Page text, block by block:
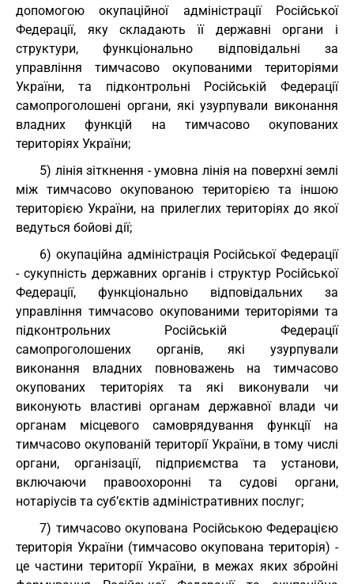
допомогою окупаційної адміністрації Російської
Федерації, яку складають її державні органи і
структури, функціонально відповідальні за
управління тимчасово окупованими територіями
України, та підконтрольні Російській Федерації
самопроголошені органи, які узурпували виконання
владних функцій на тимчасово окупованих
територіях України;
5) лінія зіткнення - умовна лінія на поверхні землі
між тимчасово окупованою територією та іншою
територією України, на прилеглих територіях до якої
ведуться бойові дії;
6) окупаційна адміністрація Російської Федерації
- сукупність державних органів і структур Російської
Федерації, функціонально відповідальних за
управління тимчасово окупованими територіями та
підконтрольних Російській Федерації
самопроголошених органів, які узурпували
виконання владних повноважень на тимчасово
окупованих територіях та які виконували чи
виконують властиві органам державної влади чи
органам місцевого самоврядування функції на
тимчасово окупованій території України, в тому числі
органи, організації, підприємства та установи,
включаючи правоохоронні та судові органи,
нотаріусів та суб’єктів адміністративних послуг;
7) тимчасово окупована Російською Федерацією
територія України (тимчасово окупована територія) -
це частини території України, в межах яких збройні